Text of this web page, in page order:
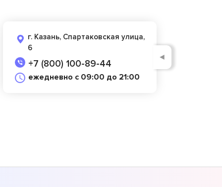
г. Казань, Спартаковская улица,
6
+7 (800) 100-89-44
ежедневно с 09:00 до 21:00
◄